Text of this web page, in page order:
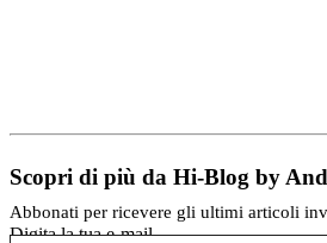
Scopri di più da Hi-Blog by
Abbonati per ricevere gli ultimi articoli
Digita la tua e-mail...